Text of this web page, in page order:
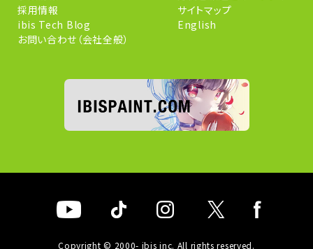
採用情報
ibis Tech Blog
お問い合わせ（会社全般）
サイトマップ
English
Copyright © 2000- ibis inc. All rights reserved.